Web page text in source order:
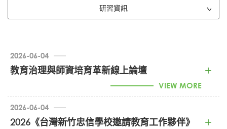
研習資訊
2026-06-04
教育治理與師資培育革新線上論壇
VIEW MORE
1150011871_教育治理與師資培育革新線上論壇 (PDF)
2026-06-04
2026《台灣新竹忠信學校邀請教育工作夥伴》